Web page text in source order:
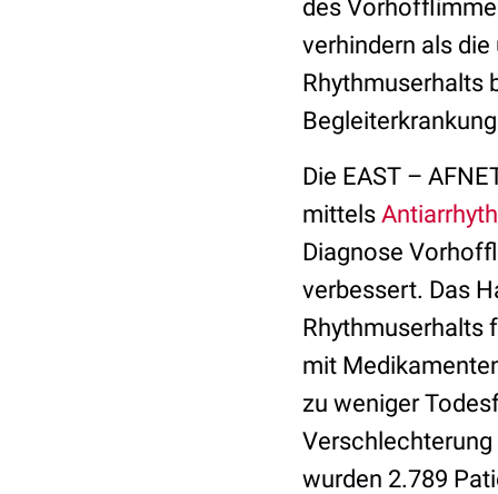
des
verhindern als
Rhythmuserhalts
Die EAST –
mittels
Diagnose
verbessert. Das
Rhythmuserhalts
mit
zu weniger
wurden 2.789